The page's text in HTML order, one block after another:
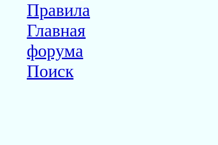
Правила
Главная
форума
Поиск